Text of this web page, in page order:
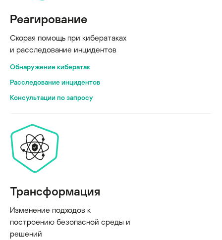
Реагирование
Скорая помощь при кибератаках
и расследование инцидентов
Обнаружение кибератак
Расследование инцидентов
Консультации по запросу
Трансформация
Изменение подходов к
построению безопасной среды и
решений